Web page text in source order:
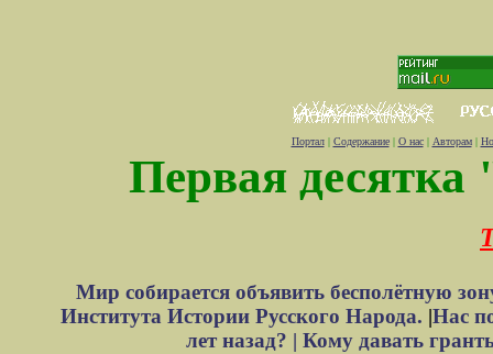
Портал| Содержание| О нас| Авторам|
Первая десятка
Мир собирается объявить бесполётную
Института Истории Русского Народа. |Нас
лет назад? | Кому давать